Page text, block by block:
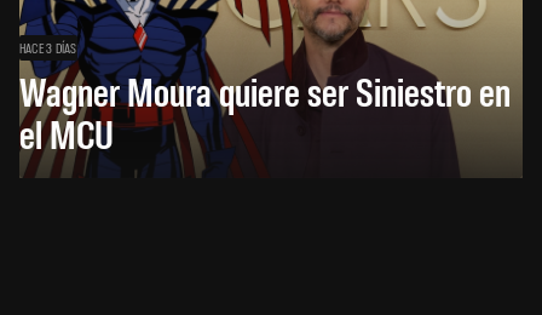
HACE 3 DÍAS
Wagner Moura quiere ser Siniestro en
el MCU